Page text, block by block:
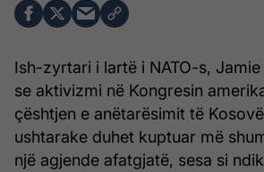
Ish-zyrtari i lartë i NATO-s,
se aktivizmi në Kongresin
çështjen e anëtarësimit të
ushtarake duhet kuptuar më
një agjende afatgjatë, sesa si